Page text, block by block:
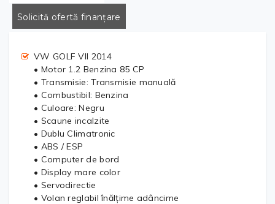
Solicită ofertă finanțare
VW GOLF VII 2014
• Motor 1.2 Benzina 85 CP
• Transmisie: Transmisie manuală
• Combustibil: Benzina
• Culoare: Negru
• Scaune incalzite
• Dublu Climatronic
• ABS / ESP
• Computer de bord
• Display mare color
• Servodirectie
• Volan reglabil înălțime adâncime